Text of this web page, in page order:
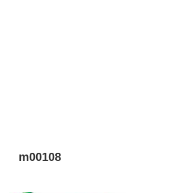
m00108